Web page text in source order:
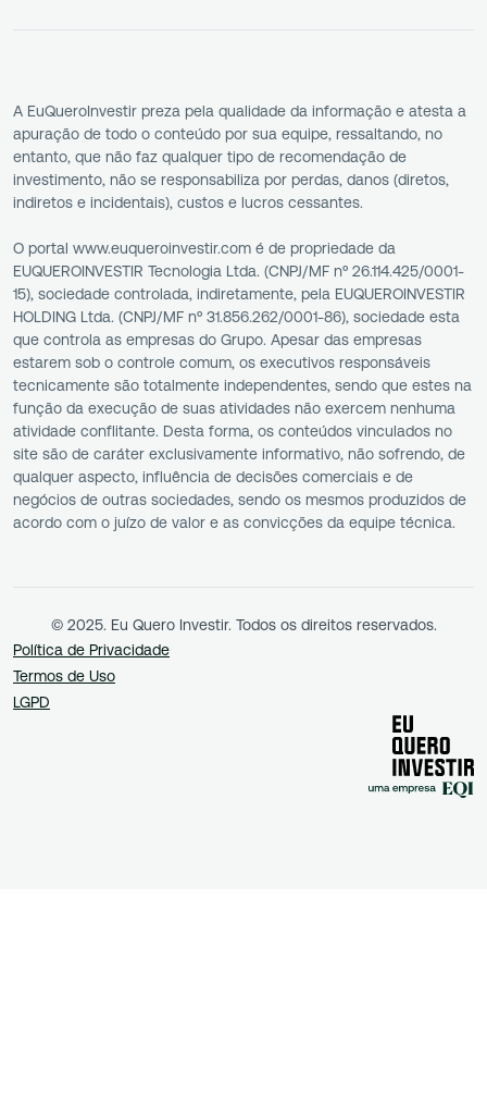
A EuQueroInvestir preza pela qualidade da informação e atesta a
apuração de todo o conteúdo por sua equipe, ressaltando, no
entanto, que não faz qualquer tipo de recomendação de
investimento, não se responsabiliza por perdas, danos (diretos,
indiretos e incidentais), custos e lucros cessantes.
O portal www.euqueroinvestir.com é de propriedade da
EUQUEROINVESTIR Tecnologia Ltda. (CNPJ/MF nº 26.114.425/0001-
15), sociedade controlada, indiretamente, pela EUQUEROINVESTIR
HOLDING Ltda. (CNPJ/MF nº 31.856.262/0001-86), sociedade esta
que controla as empresas do Grupo. Apesar das empresas
estarem sob o controle comum, os executivos responsáveis
tecnicamente são totalmente independentes, sendo que estes na
função da execução de suas atividades não exercem nenhuma
atividade conflitante. Desta forma, os conteúdos vinculados no
site são de caráter exclusivamente informativo, não sofrendo, de
qualquer aspecto, influência de decisões comerciais e de
negócios de outras sociedades, sendo os mesmos produzidos de
acordo com o juízo de valor e as convicções da equipe técnica.
© 2025. Eu Quero Investir. Todos os direitos reservados.
Política de Privacidade
Termos de Uso
LGPD